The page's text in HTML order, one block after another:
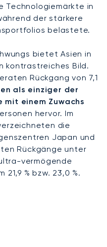
Technologiemärkte in
der stärkere
belastete.
bietet Asien in
kontrastreiches Bild.
Rückgang von 7,1
als einziger der
mit einem Zuwachs
hervor. Im
die
Japan und
Rückgänge unter
vermögende
% bzw. 23,0 %.